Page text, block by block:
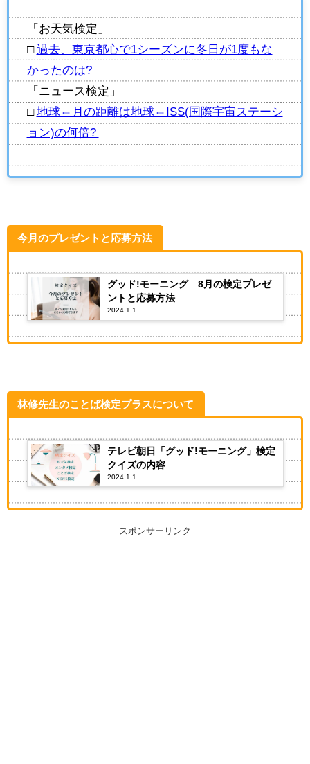
「お天気検定」
□過去、東京都心で1シーズンに冬日が1度もな
かったのは?
「ニュース検定」
□地球⇔月の距離は地球⇔ISS(国際宇宙ステーシ
ョン)の何倍?
今月のプレゼントと応募方法
グッド!モーニング 8月の検定プレゼ
ントと応募方法
2024.1.1
林修先生のことば検定プラスについて
テレビ朝日「グッド!モーニング」検定
クイズの内容
2024.1.1
スポンサーリンク